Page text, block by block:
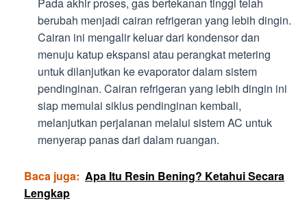
Pada akhir proses, gas bertekanan tinggi telah
berubah menjadi cairan refrigeran yang lebih dingin.
Cairan ini mengalir keluar dari kondensor dan
menuju katup ekspansi atau perangkat metering
untuk dilanjutkan ke evaporator dalam sistem
pendinginan. Cairan refrigeran yang lebih dingin ini
siap memulai siklus pendinginan kembali,
melanjutkan perjalanan melalui sistem AC untuk
menyerap panas dari dalam ruangan.
Baca juga: Apa Itu Resin Bening? Ketahui Secara
Lengkap